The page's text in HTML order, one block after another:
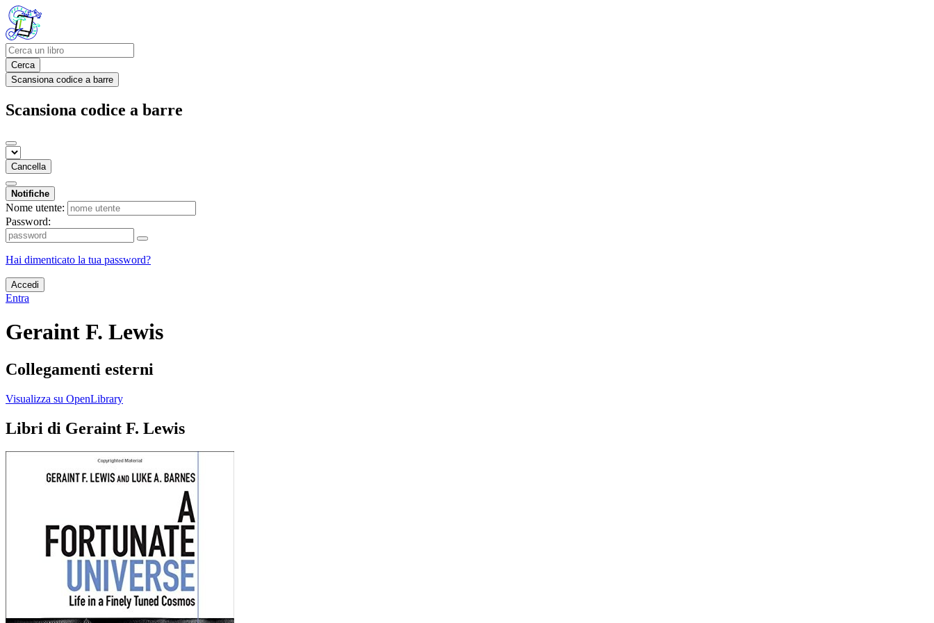
Cerca
Scansiona codice a barre
Scansiona codice a barre
Cancella
Notifiche
Nome utente:
Password:
Hai dimenticato la tua password?
Accedi
Entra
Geraint F. Lewis
Collegamenti esterni
Visualizza su OpenLibrary
Libri di Geraint F. Lewis